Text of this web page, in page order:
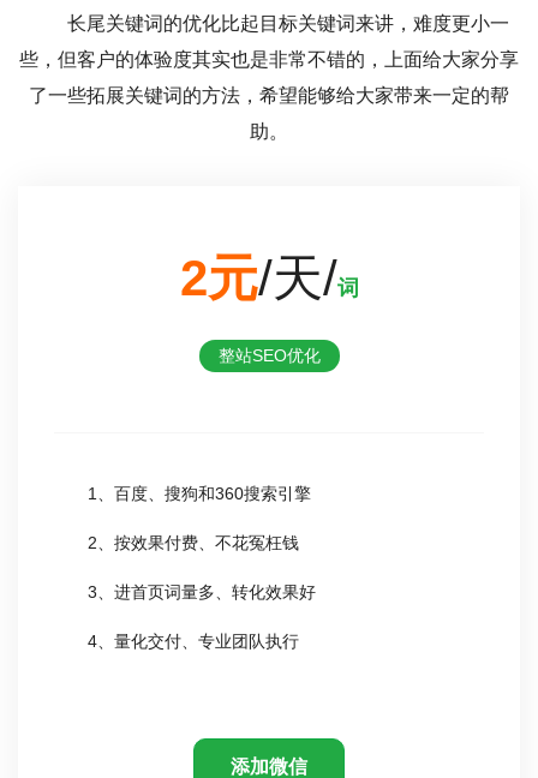
长尾关键词的优化比起目标关键词来讲，难度更小一
些，但客户的体验度其实也是非常不错的，上面给大家分享
了一些拓展关键词的方法，希望能够给大家带来一定的帮
助。
2元/天/词
整站SEO优化
1、百度、搜狗和360搜索引擎
2、按效果付费、不花冤枉钱
3、进首页词量多、转化效果好
4、量化交付、专业团队执行
添加微信